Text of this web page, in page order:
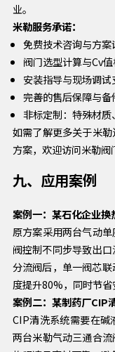
业。
米勒服务承诺：
免费技术咨询与方案
阀门选型计算与Cv
安装指导与现场调试
完善的售后保障与备
非标定制：特殊材
如需了解更多关于米
方案，欢迎访问米勒阀
九、应用案例
案例一：某石化企业
原方案采用两台气动
阀控制不同步导致出
分流阀后，单一阀芯
度提升80%，同时节省
案例二：某制药厂CIP
CIP清洗系统需要在碱
两台米勒气动三通合